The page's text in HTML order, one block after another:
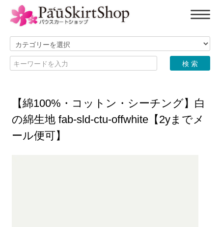
【綿100%・コットン・シーチング】白
の綿生地 fab-sld-ctu-offwhite【2yまでメ
ール便可】